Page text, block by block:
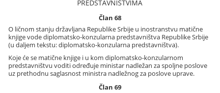
PREDSTAVNIŠTVIMA
Član 68
O ličnom stanju državljana Republike Srbije u inostranstvu matične
knjige vode diplomatsko-konzularna predstavništva Republike Srbije
(u daljem tekstu: diplomatsko-konzularna predstavništva).
Koje će se matične knjige i u kom diplomatsko-konzularnom
predstavništvu voditi određuje ministar nadležan za spoljne poslove
uz prethodnu saglasnost ministra nadležnog za poslove uprave.
Član 69